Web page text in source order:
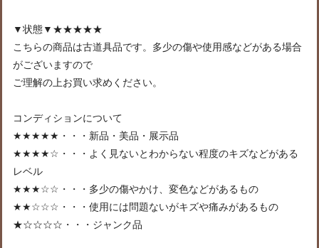
▼状態▼★★★★★
こちらの商品は古道具品です。多少の傷や使用感などがある場合
がございますので
ご理解の上お買い求めください。
コンディションについて
★★★★★・・・新品・美品・展示品
★★★★☆・・・よく見ないとわからない程度のキズなどがある
レベル
★★★☆☆・・・多少の傷やかけ、変色などがあるもの
★★☆☆☆・・・使用には問題ないがキズや痛みがあるもの
★☆☆☆☆・・・ジャンク品